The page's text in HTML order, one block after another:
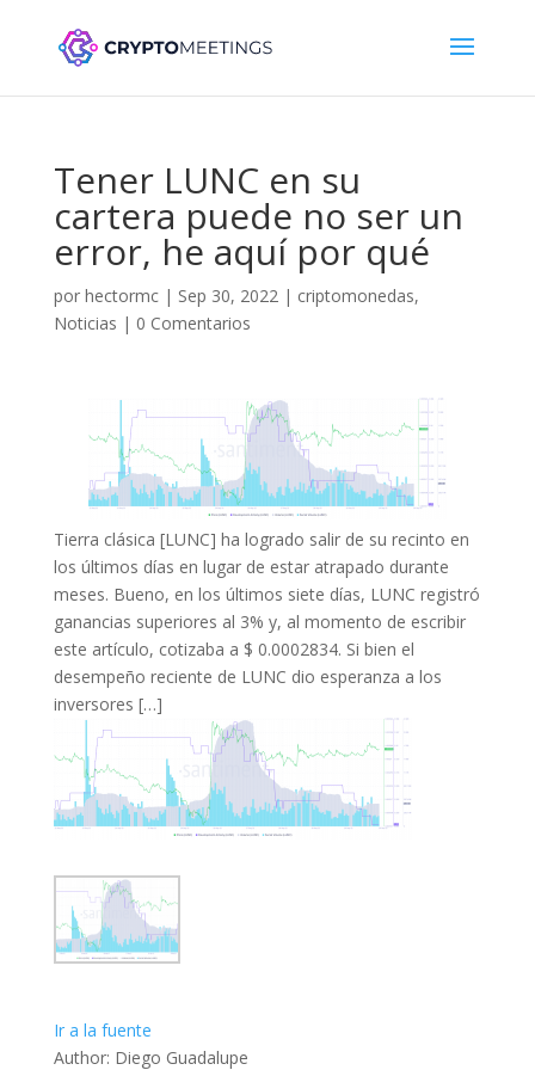
Tener LUNC en su
cartera puede no ser un
error, he aquí por qué
por hectormc| Sep 30, 2022| criptomonedas,
Noticias | 0 Comentarios
Tierra clásica [LUNC] ha logrado salir de su recinto en
los últimos días en lugar de estar atrapado durante
meses. Bueno, en los últimos siete días, LUNC registró
ganancias superiores al 3% y, al momento de escribir
este artículo, cotizaba a $ 0.0002834. Si bien el
desempeño reciente de LUNC dio esperanza a los
inversores […]
Ir a la fuente
Author: Diego Guadalupe